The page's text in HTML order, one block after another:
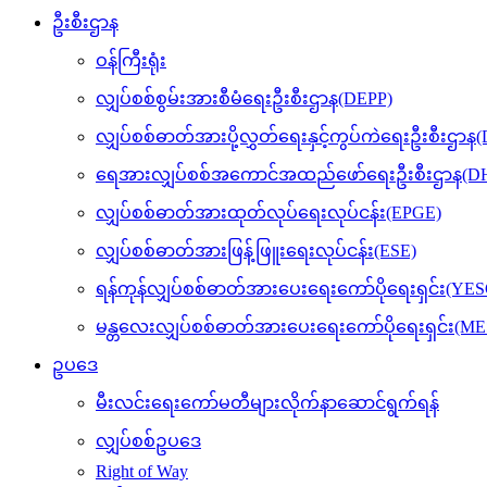
ဦးစီးဌာန
ဝန်ကြီးရုံး
လျှပ်စစ်စွမ်းအားစီမံရေးဦးစီးဌာန(DEPP)
လျှပ်စစ်ဓာတ်အားပို့လွှတ်ရေးနှင့်ကွပ်ကဲရေးဦးစီးဌာန
ရေအားလျှပ်စစ်အကောင်အထည်ဖော်ရေးဦးစီးဌာန
လျှပ်စစ်ဓာတ်အားထုတ်လုပ်ရေးလုပ်ငန်း(EPGE)
လျှပ်စစ်ဓာတ်အားဖြန့်ဖြူးရေးလုပ်ငန်း(ESE)
ရန်ကုန်လျှပ်စစ်ဓာတ်အားပေးရေးကော်ပိုရေးရှင်း
မန္တလေးလျှပ်စစ်ဓာတ်အားပေးရေးကော်ပိုရေးရှင်း
ဥပဒေ
မီးလင်းရေးကော်မတီများလိုက်နာဆောင်ရွက်ရန်
လျှပ်စစ်ဥပဒေ
Right of Way